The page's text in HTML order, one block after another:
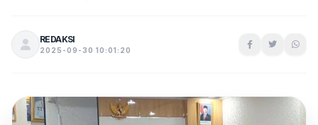
REDAKSI
2025-09-30 10:01:20